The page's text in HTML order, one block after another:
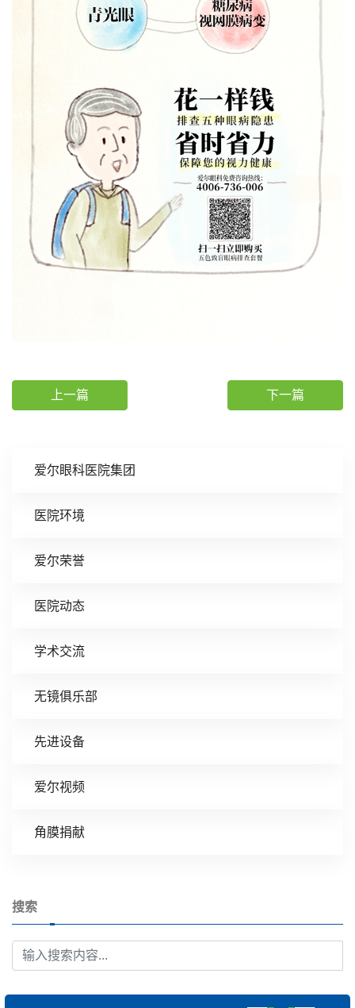
爱尔眼科医院集团
医院环境
爱尔荣誉
医院动态
学术交流
无镜俱乐部
先进设备
爱尔视频
角膜捐献
搜索
上一篇 下一篇